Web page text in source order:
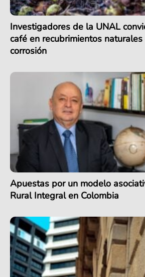
Investigadores de la UNAL
café en recubrimientos
corrosión
Apuestas por un modelo
Rural Integral en Colombia